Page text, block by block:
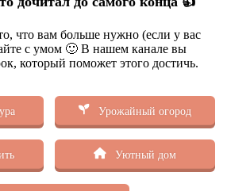
что вам больше нужно (если у вас
с умом 🙂 В нашем канале вы
который поможет этого достичь.
Урожайный огород
Уютный дом